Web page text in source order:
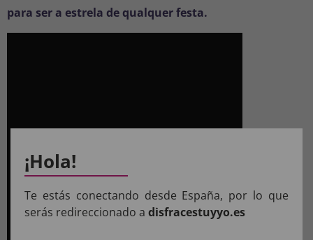
para ser a estrela de qualquer festa.
¡Hola!
Te estás conectando desde España, por lo que
serás redireccionado a disfracestuyyo.es